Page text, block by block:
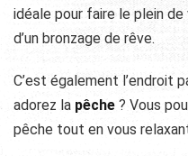
idéale pour faire le plein
d’un bronzage de rêve.
C’est également l’endroit
adorez la pêche ? Vous
pêche tout en vous